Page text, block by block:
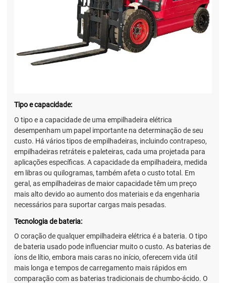
Tipo e capacidade:
O tipo e a capacidade de uma empilhadeira elétrica
desempenham um papel importante na determinação de seu
custo. Há vários tipos de empilhadeiras, incluindo contrapeso,
empilhadeiras retráteis e paleteiras, cada uma projetada para
aplicações específicas. A capacidade da empilhadeira, medida
em libras ou quilogramas, também afeta o custo total. Em
geral, as empilhadeiras de maior capacidade têm um preço
mais alto devido ao aumento dos materiais e da engenharia
necessários para suportar cargas mais pesadas.
Tecnologia de bateria:
O coração de qualquer empilhadeira elétrica é a bateria. O tipo
de bateria usado pode influenciar muito o custo. As baterias de
íons de lítio, embora mais caras no início, oferecem vida útil
mais longa e tempos de carregamento mais rápidos em
comparação com as baterias tradicionais de chumbo-ácido. O